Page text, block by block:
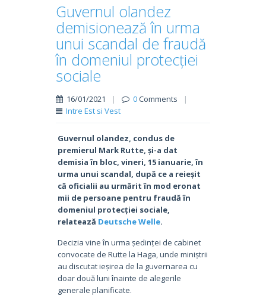
Guvernul olandez
demisionează în urma
unui scandal de fraudă
în domeniul protecției
sociale
16/01/2021 | 0Comments
|
Intre Est si Vest
Guvernul olandez, condus de
premierul Mark Rutte, și-a dat
demisia în bloc, vineri, 15 ianuarie, în
urma unui scandal, după ce a reieșit
că oficialii au urmărit în mod eronat
mii de persoane pentru fraudă în
domeniul protecției sociale,
relatează Deutsche Welle.
Decizia vine în urma ședinței de cabinet
convocate de Rutte la Haga, unde miniștrii
au discutat ieșirea de la guvernarea cu
doar două luni înainte de alegerile
generale planificate.